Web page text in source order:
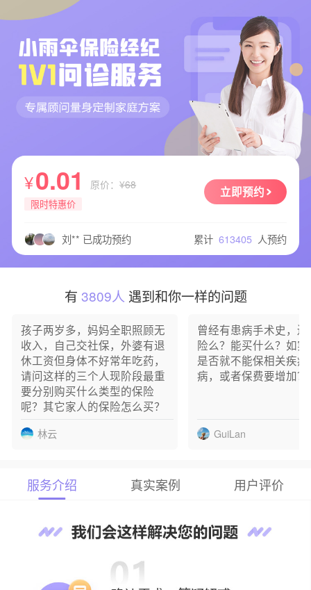
¥0.01 原价：¥68
限时特惠价
立即预约
吴** 已成功预约
m** 已成功预约
陈** 已成功预约
吕** 已成功预约
梁** 已成功预约
杨** 已成功预约
曹** 已成功预约
张** 已成功预约
芝** 已成功预约
艾** 已成功预约
徐** 已成功预约
I** 已成功预约
李** 已成功预约
吴** 已成功预约
累计 613405 人预约
有 3809人 遇到和你一样的问题
孩子两岁多，妈妈全职照顾无
收入，自己交社保，外婆有退
休工资但身体不好常年吃药，
请问这样的三个人现阶段最重
要分别购买什么类型的保险
呢？其它家人的保险怎么买？
林云
曾经有患病手术史，
险么？能买什么？如
是否就不能保相关疾
病，或者保费要增加？
GuiLan
服务介绍 真实案例 用户评价